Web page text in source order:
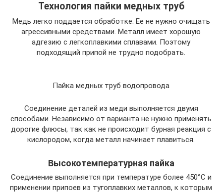
Технология пайки медных труб
Медь легко поддается обработке. Ее не нужно очищать
агрессивными средствами. Металл имеет хорошую
адгезию с легкоплавкими сплавами. Поэтому
подходящий припой не трудно подобрать.
Пайка медных труб водопровода
Соединение деталей из меди выполняется двумя
способами. Независимо от варианта не нужно применять
дорогие флюсы, так как не происходит бурная реакция с
кислородом, когда металл начинает плавиться.
Высокотемпературная пайка
Соединение выполняется при температуре более 450°C и
применении припоев из тугоплавких металлов, к которым